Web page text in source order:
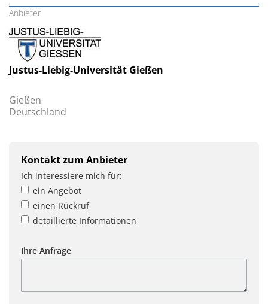
Anbieter
Justus-Liebig-Universität Gießen
Gießen
Deutschland
Kontakt zum Anbieter
Ich interessiere mich für:
ein Angebot
einen Rückruf
detaillierte Informationen
Ihre Anfrage